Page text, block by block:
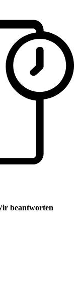
beantworten